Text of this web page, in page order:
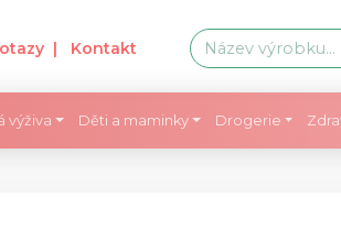
| Kontakt
výživa Děti a maminky Drogerie